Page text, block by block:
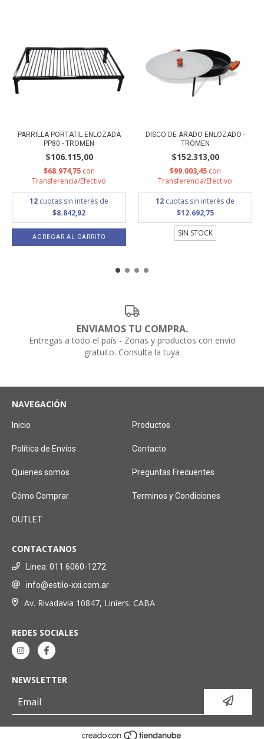
PARRILLA PORTATIL ENLOZADA
PP80 - TROMEN
$106.115,00
$68.974,75 con
Transferencia/Efectivo
12 cuotas sin interés de
$8.842,92
DISCO DE ARADO ENLOZADO -
TROMEN
$152.313,00
$99.003,45 con
Transferencia/Efectivo
12 cuotas sin interés de
$12.692,75
SIN STOCK
ENVIAMOS TU COMPRA.
Entregas a todo el país - Zonas y productos con envío
gratuito. Consulta la tuya
NAVEGACIÓN
Inicio Productos
Política de Envíos Contacto
Quienes somos Preguntas Frecuentes
Cómo Comprar Terminos y Condiciones
OUTLET
CONTACTANOS
Linea: 011 6060-1272
info@estilo-xxi.com.ar
Av. Rivadavia 10847, Liniers. CABA
REDES SOCIALES
NEWSLETTER